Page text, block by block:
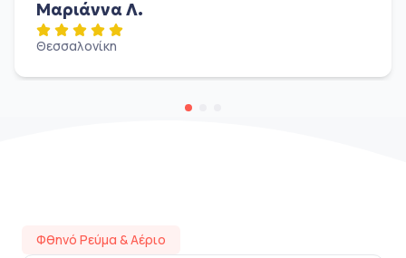
Μαριάννα Λ.
Θεσσαλονίκη
Φθηνό Ρεύμα & Αέριο